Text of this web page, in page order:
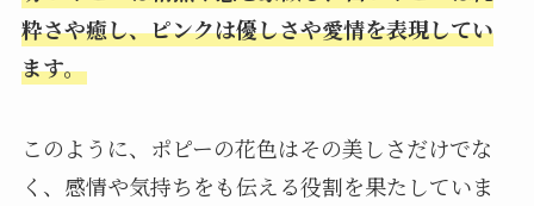
粋さや癒し、ピンクは優しさや愛情を表現してい
ます。
このように、ポピーの花色はその美しさだけでな
く、感情や気持ちをも伝える役割を果たしていま